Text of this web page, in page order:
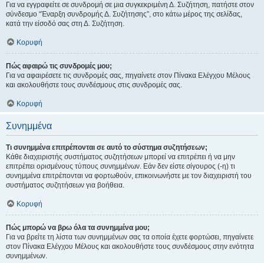
Για να εγγραφείτε σε συνδρομή σε μια συγκεκριμένη Δ. Συζήτηση, πατήστε στον
σύνδεσμο “Έναρξη συνδρομής Δ. Συζήτησης”, στο κάτω μέρος της σελίδας,
κατά την είσοδό σας στη Δ. Συζήτηση.
Κορυφή
Πώς αφαιρώ τις συνδρομές μου;
Για να αφαιρέσετε τις συνδρομές σας, πηγαίνετε στον Πίνακα Ελέγχου Μέλους
και ακολουθήστε τους συνδέσμους στις συνδρομές σας.
Κορυφή
Συνημμένα
Τι συνημμένα επιτρέπονται σε αυτό το σύστημα συζητήσεων;
Κάθε διαχειριστής συστήματος συζητήσεων μπορεί να επιτρέπει ή να μην
επιτρέπει ορισμένους τύπους συνημμένων. Εάν δεν είστε σίγουρος (-η) τι
συνημμένα επιτρέπονται να φορτωθούν, επικοινωνήστε με τον διαχειριστή του
συστήματος συζητήσεων για βοήθεια.
Κορυφή
Πώς μπορώ να βρω όλα τα συνημμένα μου;
Για να βρείτε τη λίστα των συνημμένων σας τα οποία έχετε φορτώσει, πηγαίνετε
στον Πίνακα Ελέγχου Μέλους και ακολουθήστε τους συνδέσμους στην ενότητα
συνημμένων.